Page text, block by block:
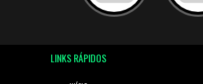
LINKS RÁPIDOS